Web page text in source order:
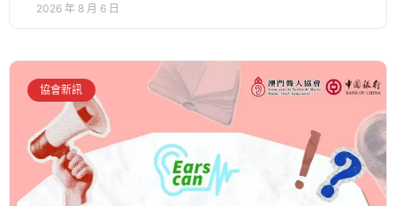
2026 年 8 月 6 日
協會新訊